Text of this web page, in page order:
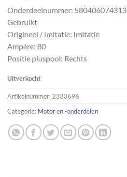
Onderdeelnummer: 580406074313
Gebruikt
Origineel / Imitatie: Imitatie
Ampére: 80
Positie pluspool: Rechts
Uitverkocht
Artikelnummer: 2333696
Categorie: Motor en -onderdelen